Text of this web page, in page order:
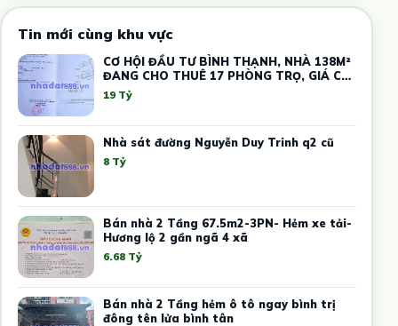
Tin mới cùng khu vực
CƠ HỘI ĐẦU TƯ BÌNH THẠNH, NHÀ 138M²
ĐANG CHO THUÊ 17 PHÒNG TRỌ, GIÁ CHỈ
19 TỶ
19 Tỷ
Nhà sát đường Nguyễn Duy Trinh q2 cũ
8 Tỷ
Bán nhà 2 Tầng 67.5m2-3PN- Hẻm xe tải-
Hương lộ 2 gần ngã 4 xã
6.68 Tỷ
Bán nhà 2 Tầng hẻm ô tô ngay bình trị
đông tên lửa bình tân